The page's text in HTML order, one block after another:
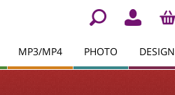
MP3/MP4 PHOTO DESIGN